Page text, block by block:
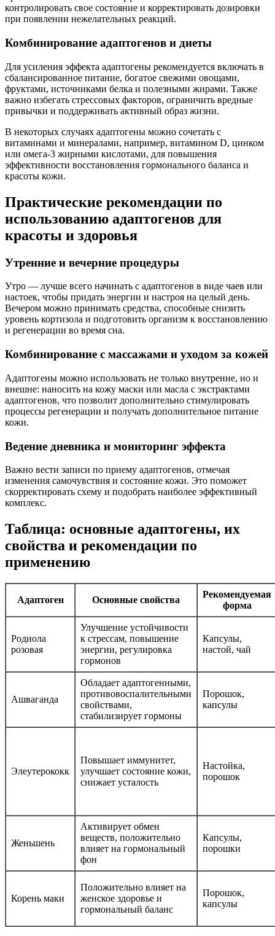
контролировать свое состояние и корректировать дозировки
при появлении нежелательных реакций.
Комбинирование адаптогенов и диеты
Для усиления эффекта адаптогены рекомендуется включать в
сбалансированное питание, богатое свежими овощами,
фруктами, источниками белка и полезными жирами. Также
важно избегать стрессовых факторов, ограничить вредные
привычки и поддерживать активный образ жизни.
В некоторых случаях адаптогены можно сочетать с
витаминами и минералами, например, витамином D, цинком
или омега-3 жирными кислотами, для повышения
эффективности восстановления гормонального баланса и
красоты кожи.
Практические рекомендации по
использованию адаптогенов для
красоты и здоровья
Утренние и вечерние процедуры
Утро — лучше всего начинать с адаптогенов в виде чаев или
настоек, чтобы придать энергии и настроя на целый день.
Вечером можно принимать средства, способные снизить
уровень кортизола и подготовить организм к восстановлению
и регенерации во время сна.
Комбинирование с массажами и уходом за кожей
Адаптогены можно использовать не только внутренне, но и
внешне: наносить на кожу маски или масла с экстрактами
адаптогенов, что позволит дополнительно стимулировать
процессы регенерации и получать дополнительное питание
кожи.
Ведение дневника и мониторинг эффекта
Важно вести записи по приему адаптогенов, отмечая
изменения самочувствия и состояние кожи. Это поможет
скорректировать схему и подобрать наиболее эффективный
комплекс.
Таблица: основные адаптогены, их
свойства и рекомендации по
применению
Адаптоген Основные свойства
Рекомендуемая
форма
Родиола
розовая
Улучшение устойчивости
к стрессам, повышение
энергии, регулировка
гормонов
Капсулы,
настой, чай
Ашваганда
Обладает адаптогенными,
противовоспалительными
свойствами,
стабилизирует гормоны
Порошок,
капсулы
Элеутерококк
Повышает иммунитет,
улучшает состояние кожи,
снижает усталость
Настойка,
порошок
Женьшень
Активирует обмен
веществ, положительно
влияет на гормональный
фон
Капсулы,
порошки
Корень маки
Положительно влияет на
женское здоровье и
гормональный баланс
Порошок,
капсулы